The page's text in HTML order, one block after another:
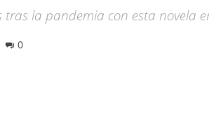
tras la pandemia con esta novela
0